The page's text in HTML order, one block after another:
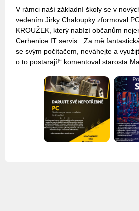
V rámci naší základní školy se v
vedením Jirky Chaloupky zformoval
KROUŽEK, který nabízí občanům
Cerhenice IT servis. „Za mě
se svým počítačem, neváhejte a
o to postarají!“ komentoval starosta